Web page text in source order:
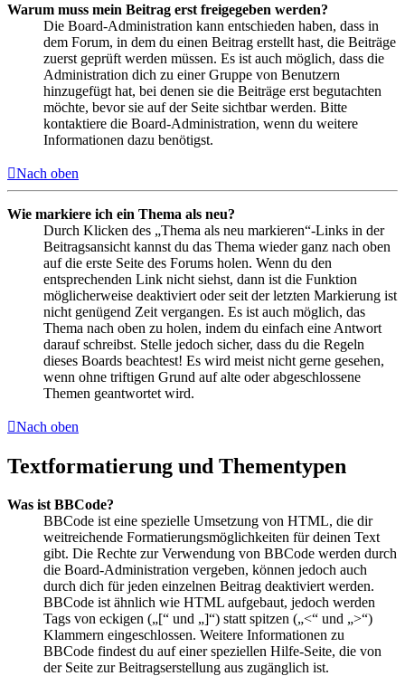
Warum muss mein Beitrag erst freigegeben werden?
Die Board-Administration kann entschieden haben, dass in
dem Forum, in dem du einen Beitrag erstellt hast, die Beiträge
zuerst geprüft werden müssen. Es ist auch möglich, dass die
Administration dich zu einer Gruppe von Benutzern
hinzugefügt hat, bei denen sie die Beiträge erst begutachten
möchte, bevor sie auf der Seite sichtbar werden. Bitte
kontaktiere die Board-Administration, wenn du weitere
Informationen dazu benötigst.
Nach oben
Wie markiere ich ein Thema als neu?
Durch Klicken des „Thema als neu markieren“-Links in der
Beitragsansicht kannst du das Thema wieder ganz nach oben
auf die erste Seite des Forums holen. Wenn du den
entsprechenden Link nicht siehst, dann ist die Funktion
möglicherweise deaktiviert oder seit der letzten Markierung ist
nicht genügend Zeit vergangen. Es ist auch möglich, das
Thema nach oben zu holen, indem du einfach eine Antwort
darauf schreibst. Stelle jedoch sicher, dass du die Regeln
dieses Boards beachtest! Es wird meist nicht gerne gesehen,
wenn ohne triftigen Grund auf alte oder abgeschlossene
Themen geantwortet wird.
Nach oben
Textformatierung und Thementypen
Was ist BBCode?
BBCode ist eine spezielle Umsetzung von HTML, die dir
weitreichende Formatierungsmöglichkeiten für deinen Text
gibt. Die Rechte zur Verwendung von BBCode werden durch
die Board-Administration vergeben, können jedoch auch
durch dich für jeden einzelnen Beitrag deaktiviert werden.
BBCode ist ähnlich wie HTML aufgebaut, jedoch werden
Tags von eckigen („[“ und „]“) statt spitzen („<“ und „>“)
Klammern eingeschlossen. Weitere Informationen zu
BBCode findest du auf einer speziellen Hilfe-Seite, die von
der Seite zur Beitragserstellung aus zugänglich ist.